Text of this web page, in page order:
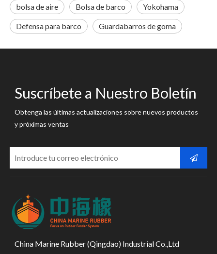
bolsa de aire Bolsa de barco Yokohama
Defensa para barco Guardabarros de goma
Suscríbete a Nuestro Boletín
Obtenga las últimas actualizaciones sobre nuevos productos
y próximas ventas
China Marine Rubber (Qingdao) Industrial Co.,Ltd